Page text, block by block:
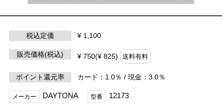
税込定価 ¥ 1,100
販売価格(税込) ¥ 750(¥ 825) 送料有料
ポイント還元率 カード：1.0％ / 現金：3.0％
メーカー DAYTONA 型番 12173